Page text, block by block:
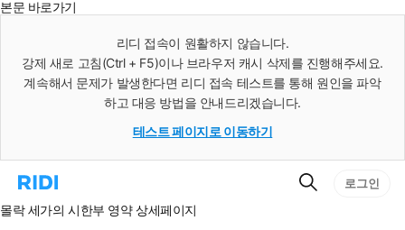
본문 바로가기
리디 접속이 원활하지 않습니다.
강제 새로 고침(Ctrl + F5)이나 브라우저 캐시 삭제를 진행해주세요.
계속해서 문제가 발생한다면 리디 접속 테스트를 통해 원인을 파악
하고 대응 방법을 안내드리겠습니다.
테스트 페이지로 이동하기
리
홈
검
로그인
몰락 세가의 시한부 영약 상세페이지